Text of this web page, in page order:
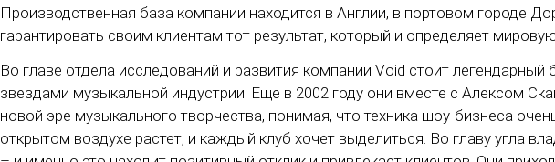
Производственная база компании находится в Англии, в портовом городе
гарантировать своим клиентам тот результат, который и определяет
Во главе отдела исследований и развития компании Void стоит
звездами музыкальной индустрии. Еще в 2002 году они вместе с Алексом
новой эре музыкального творчества, понимая, что техника шоу-бизнеса
открытом воздухе растет, и каждый клуб хочет выделиться. Во главу угла